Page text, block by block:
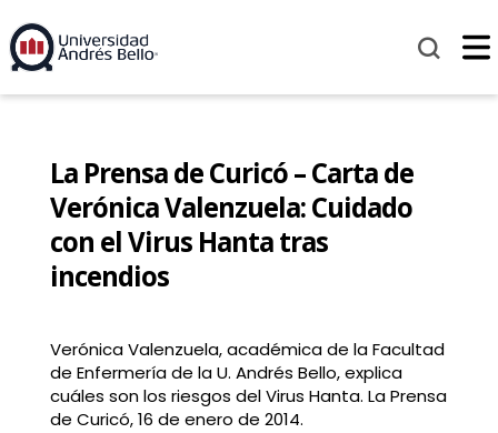
La Prensa de Curicó – Carta de
Verónica Valenzuela: Cuidado
con el Virus Hanta tras
incendios
Verónica Valenzuela, académica de la Facultad
de Enfermería de la U. Andrés Bello, explica
cuáles son los riesgos del Virus Hanta. La Prensa
de Curicó, 16 de enero de 2014.